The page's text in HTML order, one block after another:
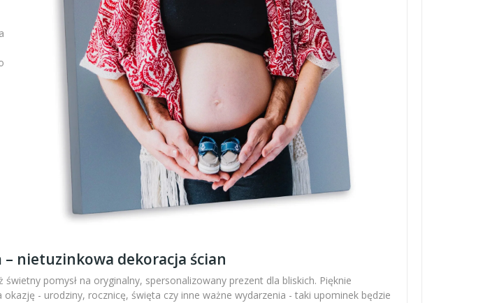
– nietuzinkowa dekoracja ścian
pomysł na oryginalny, spersonalizowany prezent dla bliskich. Pięknie
- urodziny, rocznicę, święta czy inne ważne wydarzenia - taki upominek będzie